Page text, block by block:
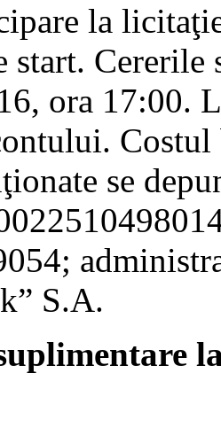
la
Cererile
ora 17:00.
se
S.A.